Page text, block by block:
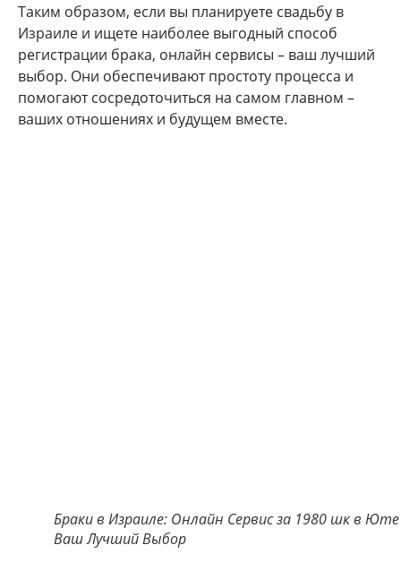
Таким образом, если вы планируете свадьбу в
Израиле и ищете наиболее выгодный способ
регистрации брака, онлайн сервисы – ваш лучший
выбор. Они обеспечивают простоту процесса и
помогают сосредоточиться на самом главном –
ваших отношениях и будущем вместе.
Браки в Израиле: Онлайн Сервис за 1980 шк в
Ваш Лучший Выбор